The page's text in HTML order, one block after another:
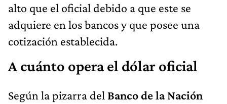
alto que el oficial debido a que este se
adquiere en los bancos y que posee una
cotización establecida.
A cuánto opera el dólar oficial
Según la pizarra del Banco de la Nación